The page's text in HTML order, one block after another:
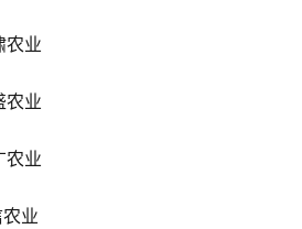
农业
农业
农业
业